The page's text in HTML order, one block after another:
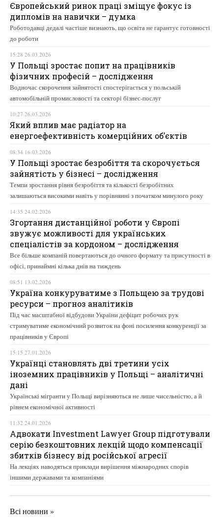
Європейський ринок праці зміщує фокус із
дипломів на навички – думка
Роботодавці дедалі частіше визнають, що освіта не гарантує готовності
до роботи
15:28 26.03.2026
У Польщі зростає попит на працівників
фізичних професій – дослідження
Водночас скорочення зайнятості спостерігається у польській
автомобільній промисловості та секторі бізнес-послуг
10:27 26.03.2026
Який вплив має радіатор на
енергоефективність комерційних об’єктів
08:34 16.03.2026
У Польщі зростає безробіття та скорочується
зайнятість у бізнесі – дослідження
Темпи зростання рівня безробіття та кількості безробітних
залишаються високими навіть у порівнянні з початком минулого року
14:35 24.02.2026
Згортання дистанційної роботи у Європі
звужує можливості для українських
спеціалістів за кордоном – дослідження
Все більше компаній повертаються до очного формату та присутності в
офісі, принаймні кілька днів на тиждень
08:51 13.02.2026
Україна конкуруватиме з Польщею за трудові
ресурси – прогноз аналітиків
Під час масштабної відбудови України дефіцит робочих рук
стримуватиме економічний розвиток на фоні посилення конкуренції за
працівників у Європі
15:15 27.01.2026
Українці становлять дві третини усіх
іноземних працівників у Польщі – аналітичні
дані
Українські мігранти у Польщі вирізняються не лише чисельністю, а й
рівнем економічної активності
11:32 24.01.2026
Адвокати Investment Lawyer Group підготували
серію безкоштовних лекцій щодо компенсації
збитків бізнесу від російської агресії
На лекціях наводяться приклади вирішення міжнародних спорів
іншими державами та компаніями
Всі новини »